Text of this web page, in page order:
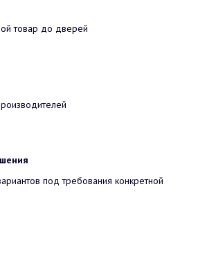
товар до дверей
под требования конкретной